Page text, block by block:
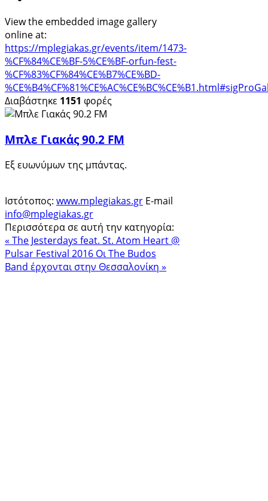
View the embedded image gallery
online at:
https://mplegiakas.gr/events/item/1473-
%CF%84%CE%BF-5%CE%BF-orfun-fest-
%CF%83%CF%84%CE%B7%CE%BD-
Διαβάστηκε 1151 φορές
Μπλε Γιακάς 90.2 FM
Εξ ευωνύμων της μπάντας.
Ιστότοπος: www.mplegiakas.gr E-mail
info@mplegiakas.gr
Περισσότερα σε αυτή την κατηγορία:
« The Jesterdays feat. St. Atom Heart @
Pulsar Festival 2016 Oι The Budos
Band έρχονται στην Θεσσαλονίκη »